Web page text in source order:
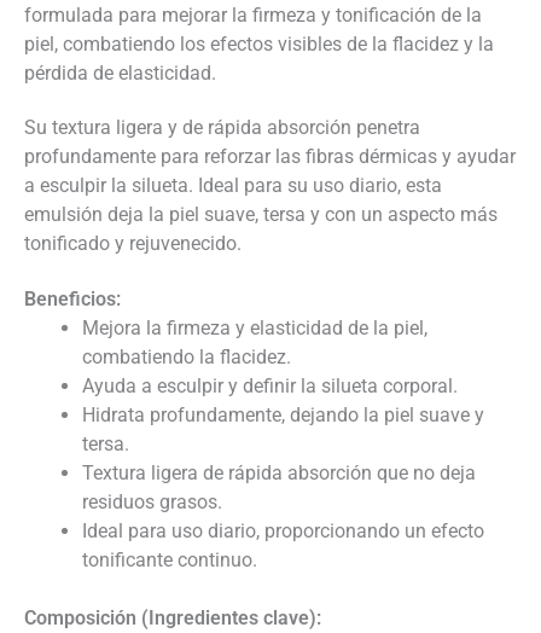
formulada para mejorar la firmeza y tonificación de la
piel, combatiendo los efectos visibles de la flacidez y la
pérdida de elasticidad.
Su textura ligera y de rápida absorción penetra
profundamente para reforzar las fibras dérmicas y ayudar
a esculpir la silueta. Ideal para su uso diario, esta
emulsión deja la piel suave, tersa y con un aspecto más
tonificado y rejuvenecido.
Beneficios:
Mejora la firmeza y elasticidad de la piel,
combatiendo la flacidez.
Ayuda a esculpir y definir la silueta corporal.
Hidrata profundamente, dejando la piel suave y
tersa.
Textura ligera de rápida absorción que no deja
residuos grasos.
Ideal para uso diario, proporcionando un efecto
tonificante continuo.
Composición (Ingredientes clave):